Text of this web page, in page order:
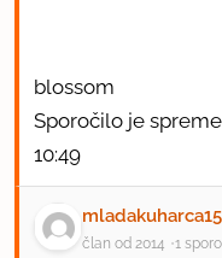
blossom
Sporočilo je
10:49
mladakuharca15
član od 2014 1